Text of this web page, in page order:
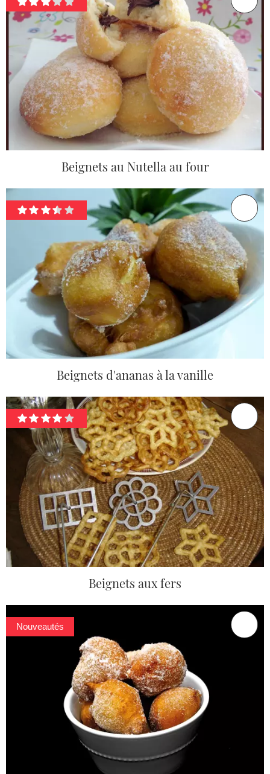
Beignets au Nutella au four
Beignets d'ananas à la vanille
Beignets aux fers
Nouveautés